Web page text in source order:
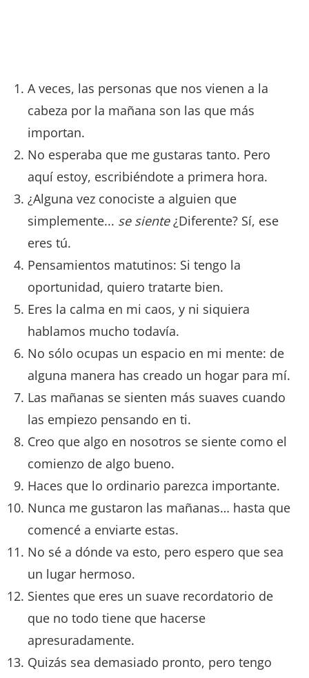
A veces, las personas que nos vienen a la
cabeza por la mañana son las que más
importan.
No esperaba que me gustaras tanto. Pero
aquí estoy, escribiéndote a primera hora.
¿Alguna vez conociste a alguien que
simplemente... se siente¿Diferente? Sí, ese
eres tú.
Pensamientos matutinos: Si tengo la
oportunidad, quiero tratarte bien.
Eres la calma en mi caos, y ni siquiera
hablamos mucho todavía.
No sólo ocupas un espacio en mi mente: de
alguna manera has creado un hogar para mí.
Las mañanas se sienten más suaves cuando
las empiezo pensando en ti.
Creo que algo en nosotros se siente como el
comienzo de algo bueno.
Haces que lo ordinario parezca importante.
Nunca me gustaron las mañanas… hasta que
comencé a enviarte estas.
No sé a dónde va esto, pero espero que sea
un lugar hermoso.
Sientes que eres un suave recordatorio de
que no todo tiene que hacerse
apresuradamente.
Quizás sea demasiado pronto, pero tengo